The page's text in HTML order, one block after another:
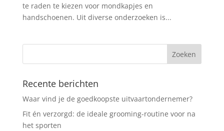
te raden te kiezen voor mondkapjes en
handschoenen. Uit diverse onderzoeken is...
Recente berichten
Waar vind je de goedkoopste uitvaartondernemer?
Fit én verzorgd: de ideale grooming-routine voor na
het sporten